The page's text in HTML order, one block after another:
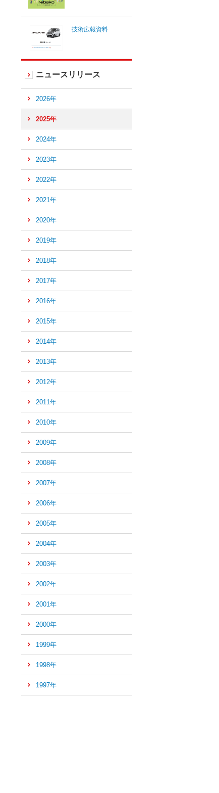
技術広報資料
ニュースリリース
2026年
2025年
2024年
2023年
2022年
2021年
2020年
2019年
2018年
2017年
2016年
2015年
2014年
2013年
2012年
2011年
2010年
2009年
2008年
2007年
2006年
2005年
2004年
2003年
2002年
2001年
2000年
1999年
1998年
1997年